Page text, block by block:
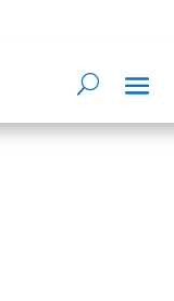
internos de
y vigilancia